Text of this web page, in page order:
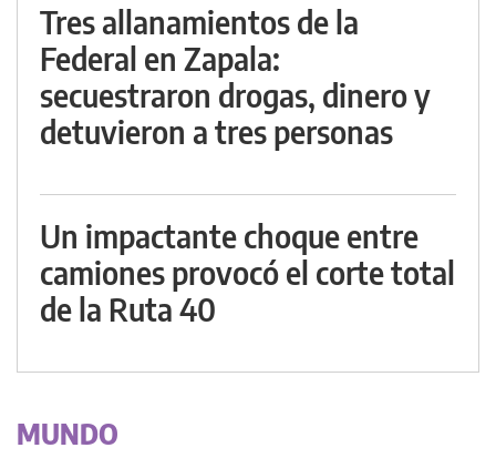
Tres allanamientos de la
Federal en Zapala:
secuestraron drogas, dinero y
detuvieron a tres personas
Un impactante choque entre
camiones provocó el corte total
de la Ruta 40
MUNDO